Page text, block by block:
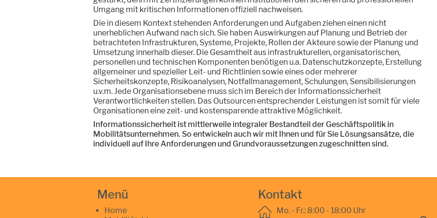
Umgang mit kritischen Informationen offiziell nachweisen.
Die in diesem Kontext stehenden Anforderungen und Aufgaben ziehen einen nicht
unerheblichen Aufwand nach sich. Sie haben Auswirkungen auf Planung und Betrieb der
betrachteten Infrastrukturen, Systeme, Projekte, Rollen der Akteure sowie der Planung und
Umsetzung innerhalb dieser. Die Gesamtheit aus infrastrukturellen, organisatorischen,
personellen und technischen Komponenten benötigen u.a. Datenschutzkonzepte, Erstellung
allgemeiner und spezieller Leit- und Richtlinien sowie eines oder mehrerer
Sicherheitskonzepte, Risikoanalysen, Notfallmanagement, Schulungen, Sensibilisierungen
u.v.m. Jede Organisationsebene muss sich im Bereich der Informationssicherheit
Verantwortlichkeiten stellen. Das Outsourcen entsprechender Leistungen ist somit für viele
Organisationen eine zeit- und kostensparende attraktive Möglichkeit.
Informationssicherheit ist mittlerweile integraler Bestandteil der Geschäftspolitik in
Mobilitätsunternehmen. So entwickeln auch wir mit Ihnen und für Sie Lösungsansätze, die
individuell auf Ihre Anforderungen und Grundvoraussetzungen zugeschnitten sind.
Menü
Home
Kontakt
Mo. - Fr.: 8:00 - 18:00 Uhr